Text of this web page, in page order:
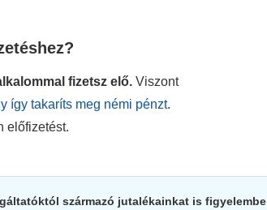
fizetsz elő. Viszont
így takaríts meg némi pénzt.
előfizetést.
származó jutalékainkat is figyelembe